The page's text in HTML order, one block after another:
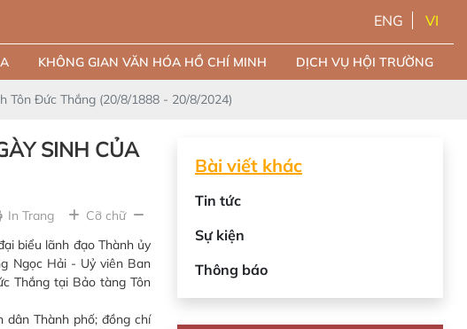
ENG VI
KHÔNG GIAN VĂN HÓA HỒ CHÍ MINH DỊCH VỤ HỘI TRƯỜNG
Tôn Đức Thắng (20/8/1888 - 20/8/2024)
SINH CỦA
In Trang
Cỡ chữ
biểu lãnh đạo Thành ủy
Ngọc Hải - Uỷ viên Ban
Thắng tại Bảo tàng Tôn
dân Thành phố; đồng chí
Bài viết khác
Tin tức
Sự kiện
Thông báo